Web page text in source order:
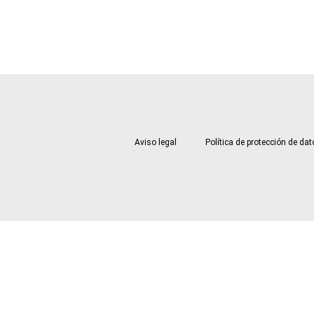
Aviso legal Política de protección de